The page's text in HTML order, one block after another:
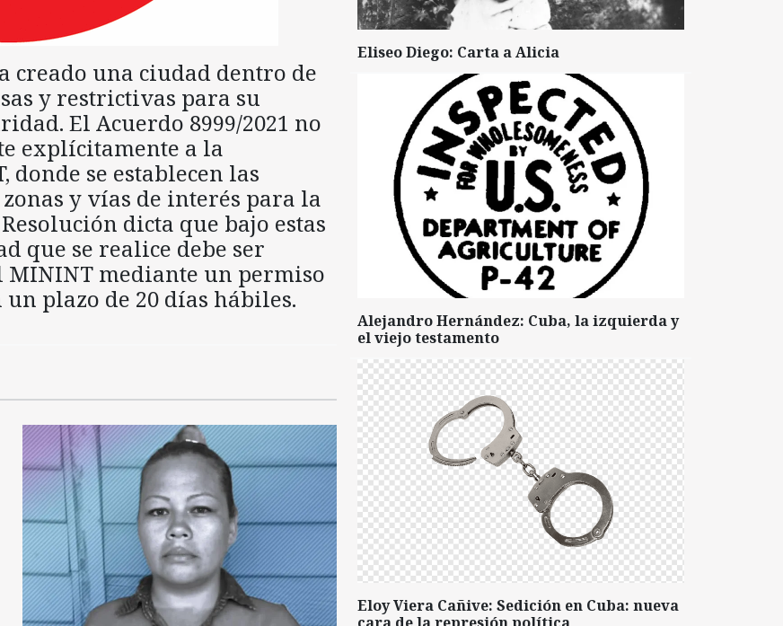
una ciudad dentro de
y restrictivas para su
El Acuerdo 8999/2021 no
explícitamente a la
donde se establecen las
y vías de interés para la
dicta que bajo estas
que se realice debe ser
mediante un permiso
plazo de 20 días hábiles.
Eliseo Diego: Carta a Alicia
Alejandro Hernández: Cuba, la izquierda y
el viejo testamento
Eloy Viera Cañive: Sedición en Cuba: nueva